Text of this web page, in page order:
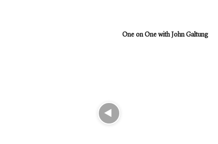
One on One with John Galtung